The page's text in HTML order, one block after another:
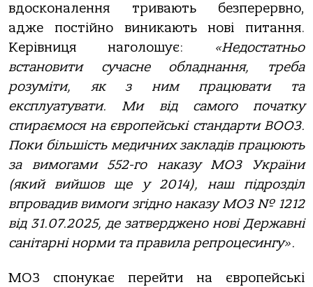
вдосконалення тривають безперервно,
адже постійно виникають нові питання.
Керівниця наголошує:
«Недостатньо
встановити сучасне обладнання, треба
розуміти, як з ним працювати та
експлуатувати. Ми від самого початку
спираємося на європейські стандарти ВООЗ.
Поки більшість медичних закладів працюють
за вимогами 552-го наказу МОЗ України
(який вийшов ще у 2014), наш підрозділ
впровадив вимоги згідно наказу МОЗ № 1212
від 31.07.2025, де затверджено нові Державні
санітарні норми та правила репроцесингу».
МОЗ спонукає перейти на європейські